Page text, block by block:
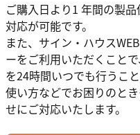
ご購入日より1 年間の製
対応が可能です。
また、サイン・ハウス
ーをご利用いただくこと
を24時間いつでも行うこと
使い方などでお困りのと
せにご対応いたします。